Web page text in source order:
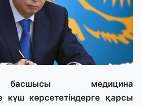
медицина
күш көрсететіндерге қарсы